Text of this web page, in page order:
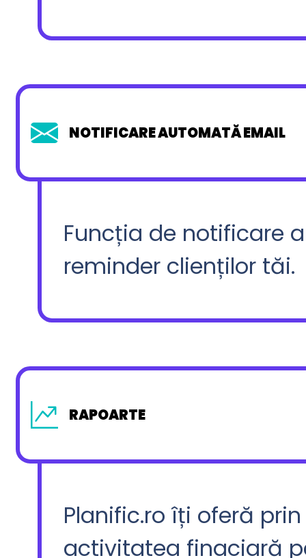
NOTIFICARE AUTOMATĂ EMAIL
Funcția de notificare
reminder clienților tăi.
RAPOARTE
Planific.ro îți oferă
activitatea finaciară